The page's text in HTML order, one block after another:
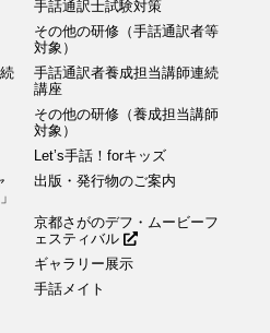
手話通訳士試験対策
その他の研修（手話通訳者等
対象）
手話通訳者養成担当講師連続
講座
その他の研修（養成担当講師
対象）
Let’s手話！forキッズ
出版・発行物のご案内
京都さがのデフ・ムービーフ
ェスティバル
ギャラリー展示
手話メイト